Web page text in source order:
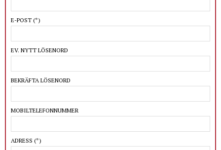
E-POST (*)
EV. NYTT LÖSENORD
BEKRÄFTA LÖSENORD
MOBILTELEFONNUMMER
ADRESS (*)